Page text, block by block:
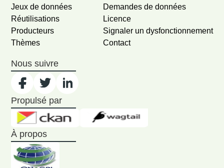
Jeux de données
Réutilisations
Producteurs
Thèmes
Demandes de données
Licence
Signaler un dysfonctionnement
Contact
Nous suivre
Propulsé par
À propos